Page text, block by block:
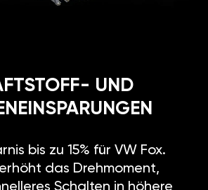
UND
bis zu 15% für VW Fox.
das Drehmoment,